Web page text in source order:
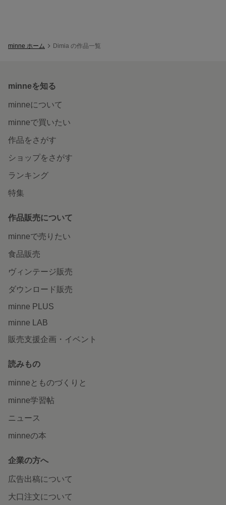
minne ホーム Dimia の作品一覧
minneを知る
minneについて
minneで買いたい
作品をさがす
ショップをさがす
ランキング
特集
作品販売について
minneで売りたい
食品販売
ヴィンテージ販売
ダウンロード販売
minne PLUS
minne LAB
販売支援企画・イベント
読みもの
minneとものづくりと
minne学習帖
ニュース
minneの本
企業の方へ
広告出稿について
大口注文について